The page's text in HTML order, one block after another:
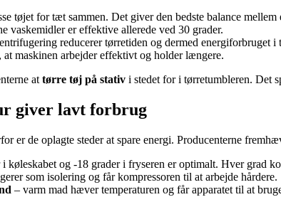
tøjet for tæt sammen. Det giver den bedste balance
vaskemidler er effektive allerede ved 30 grader.
reducerer tørretiden og dermed energiforbruget i
maskinen arbejder effektivt og holder længere.
attørre tøj på stativ i stedet for i tørretumbleren. Det
giver lavt forbrug
er de oplagte steder at spare energi. Producenterne
i køleskabet og -18 grader i fryseren er optimalt. Hver grad
som isolering og får kompressoren til at arbejde hårdere.
– varm mad hæver temperaturen og får apparatet til at